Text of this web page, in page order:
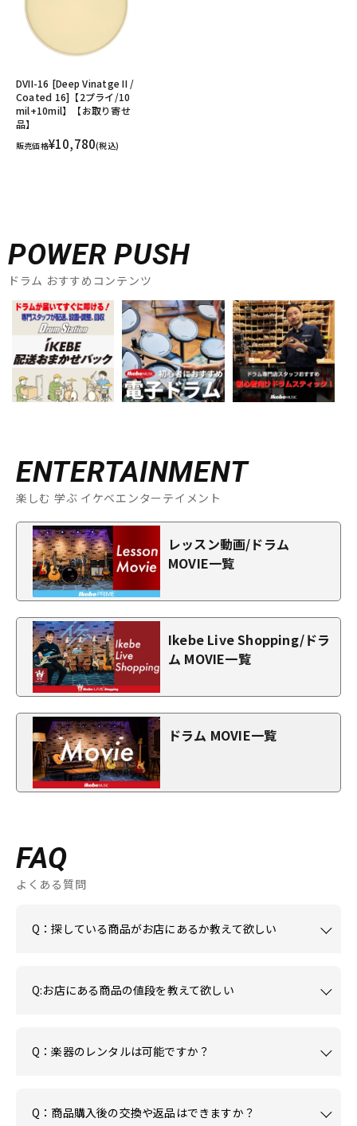
DVII-16 [Deep Vinatge II /
Coated 16]【2プライ/10
mil+10mil】【お取り寄せ
品】
販売価格¥10,780(税込)
POWER PUSH
ドラム おすすめコンテンツ
ENTERTAINMENT
楽しむ 学ぶ イケベエンターテイメント
レッスン動画/ドラム
MOVIE一覧
Ikebe Live Shopping/ドラ
ム MOVIE一覧
ドラム MOVIE一覧
FAQ
よくある質問
Q：探している商品がお店にあるか教えて欲しい
Q:お店にある商品の値段を教えて欲しい
Q：楽器のレンタルは可能ですか？
Q：商品購入後の交換や返品はできますか？